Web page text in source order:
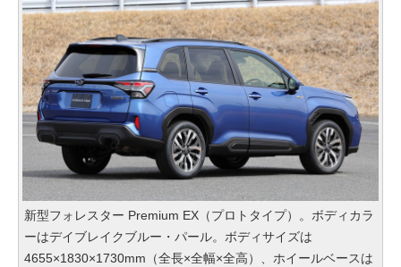
新型フォレスター Premium EX（プロトタイプ）。ボディカラ
ーはデイブレイクブルー・パール。ボディサイズは
4655×1830×1730mm（全長×全幅×全高）、ホイールベースは